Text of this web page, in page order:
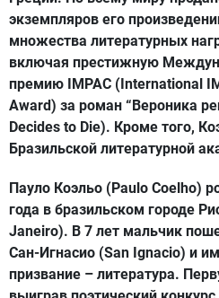
экземпляров его
множества литературных
включая престижную
премию IMPAC (International
Award) за роман “Вероника
Decides to Die). Кроме того,
Бразильской литературной
Пауло Коэльо (Paulo Coelho)
года в бразильском городе
Janeiro). В 7 лет мальчик
Сан-Игнасио (San Ignacio) и
призвание – литература.